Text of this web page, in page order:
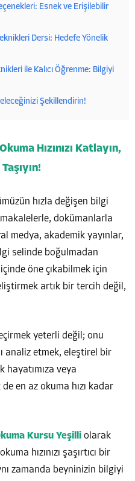
Esnek ve Erişilebilir
Dersi: Hedefe Yönelik
ile Kalıcı Öğrenme: Bilgiyi
Şekillendirin!
Hızınızı Katlayın,
hızla değişen bilgi
dokümanlarla
medya, akademik yayınlar,
selinde boğulmadan
öne çıkabilmek için
artık bir tercih değil,
yeterli değil; onu
analiz etmek, eleştirel bir
hayatımıza veya
en az okuma hızı kadar
Kursu Yeşilli olarak
hızınızı şaşırtıcı bir
zamanda beyninizin bilgiyi